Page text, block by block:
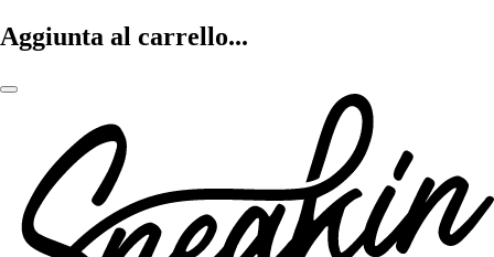
Aggiunta al carrello...